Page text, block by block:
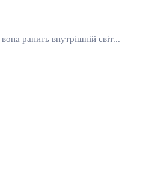
ранить внутрішній світ...